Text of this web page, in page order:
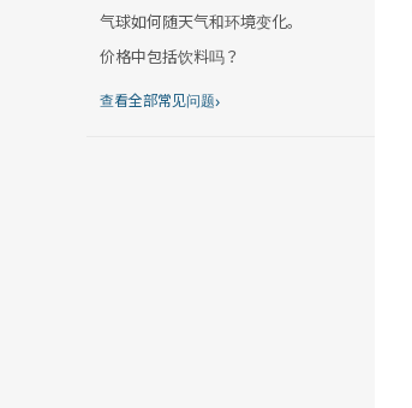
气球如何随天气和环境变化。
价格中包括饮料吗？
查看全部常见问题›